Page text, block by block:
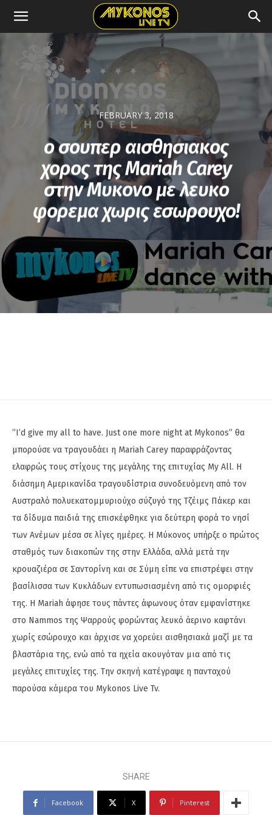
FEBRUARY 3, 2018
ο σουπερ αισθησιακος
χορος της Mariah Carey
στην Μυκονο με λευκο
φορεμα χωρις εσωρουχο!
”I’d give my all to have. Just one more night at Mykonos” θα
μπορούσε να τραγουδάει η Mariah Carey παραφράζοντας
ελαφρώς τους στίχους της μεγάλης της επιτυχίας My All. Η
διάσημη Αμερικανίδα τραγουδίστρια συνοδευόμενη από τον
Αυστραλό πολυεκατομμυριούχο σύζυγό της Τζέιμς Πάκερ και
τα δίδυμα παιδιά της επισκέφθηκε για δεύτερη φορά το νησί
των Ανέμων μέσα σε λίγες ημέρες. Η Μύκονος υπήρξε ο πρώτος
σταθμός των διακοπών της στην Ελλάδα, αλλά μετά την
κρουαζιέρα σε Σαντορίνη και σε Σύμη είπε να επιστρέψει στην
βασίλισσα των Κυκλάδων εντυπωσιασμένη από τις ομορφιές
της. H Mariah άφησε τους πάντες άφωνους όταν εμφανίστηκε
στο Nammos της Ψαρρούς φορώντας λευκό άερινο καφτάνι
χωρίς εσώρουχο και άρχισε να χορεύει αισθησιακά μαζί με τα
βλαστάρια της, ενώ από τα ηχεία ακουγόταν μια από τις
μεγάλες επιτυχίες της. Την σκηνή κατέγραψε η πανταχού
παρούσα κάμερα του Mykonos Live Tv.
SHARE
Facebook X Pinterest